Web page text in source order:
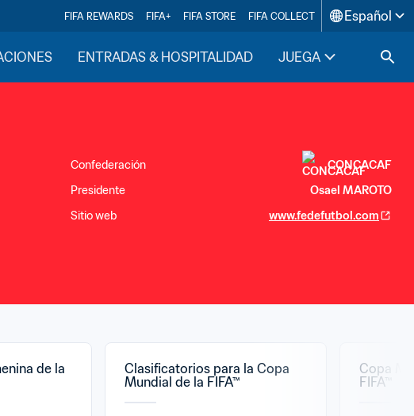
FIFA REWARDS FIFA+ FIFA STORE FIFA COLLECT Español
ENTRADAS & HOSPITALIDAD JUEGA INSIDE
Confederación
CONCACAF
Presidente
Osael MAROTO
Sitio web
www.fedefutbol.com
de la
Clasificatorios para la Copa
Mundial de la FIFA™
Copa
FIFA™